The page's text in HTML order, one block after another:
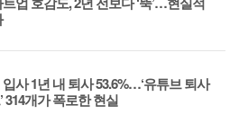
사 1년 내 퇴사 53.6%…‘유튜브 퇴사
314개가 폭로한 현실